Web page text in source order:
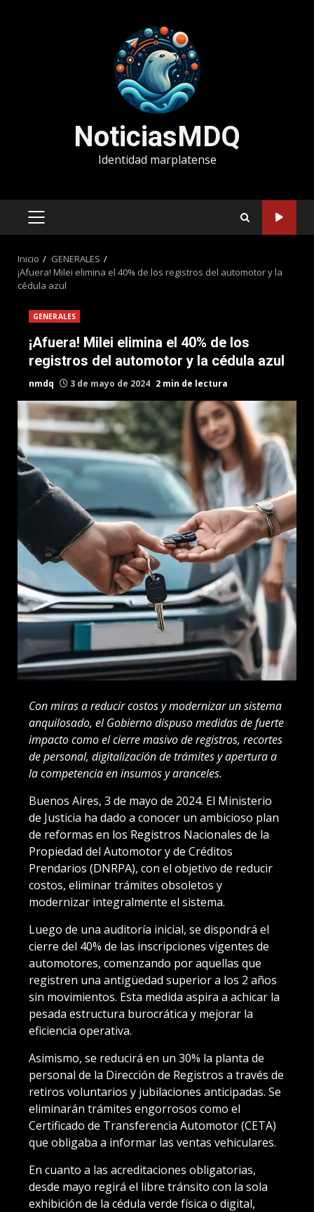
NoticiasMDQ
Identidad marplatense
MENÚ
Inicio
GENERALES
¡Afuera! Milei elimina el 40% de los registros del automotor y la
cédula azul
GENERALES
¡Afuera! Milei elimina el 40% de los
registros del automotor y la cédula azul
nmdq 3 de mayo de 2024 2 min de lectura
Con miras a reducir costos y modernizar un sistema
anquilosado, el Gobierno dispuso medidas de fuerte
impacto como el cierre masivo de registros, recortes
de personal, digitalización de trámites y apertura a
la competencia en insumos y aranceles.
Buenos Aires, 3 de mayo de 2024. El Ministerio
de Justicia ha dado a conocer un ambicioso plan
de reformas en los Registros Nacionales de la
Propiedad del Automotor y de Créditos
Prendarios (DNRPA), con el objetivo de reducir
costos, eliminar trámites obsoletos y
modernizar integralmente el sistema.
Luego de una auditoría inicial, se dispondrá el
cierre del 40% de las inscripciones vigentes de
automotores, comenzando por aquellas que
registren una antigüedad superior a los 2 años
sin movimientos. Esta medida aspira a achicar la
pesada estructura burocrática y mejorar la
eficiencia operativa.
Asimismo, se reducirá en un 30% la planta de
personal de la Dirección de Registros a través de
retiros voluntarios y jubilaciones anticipadas. Se
eliminarán trámites engorrosos como el
Certificado de Transferencia Automotor (CETA)
que obligaba a informar las ventas vehiculares.
En cuanto a las acreditaciones obligatorias,
desde mayo regirá el libre tránsito con la sola
exhibición de la cédula verde física o digital,